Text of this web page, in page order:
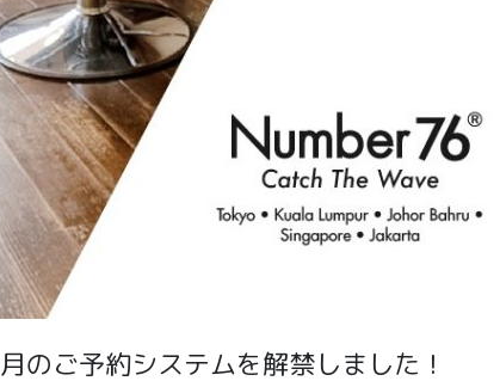
のご予約システムを解禁しました！